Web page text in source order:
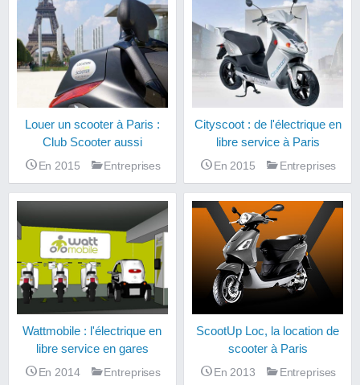
Louer un scooter à Paris :
Club Scooter aussi
En 2015 Entreprises
Cityscoot : de l'électrique en
libre service à Paris
En 2015 Entreprises
Wattmobile : l'électrique en
libre service en gares
En 2014 Entreprises
ScootUp Loc, la location de
scooter à Paris
En 2013 Entreprises